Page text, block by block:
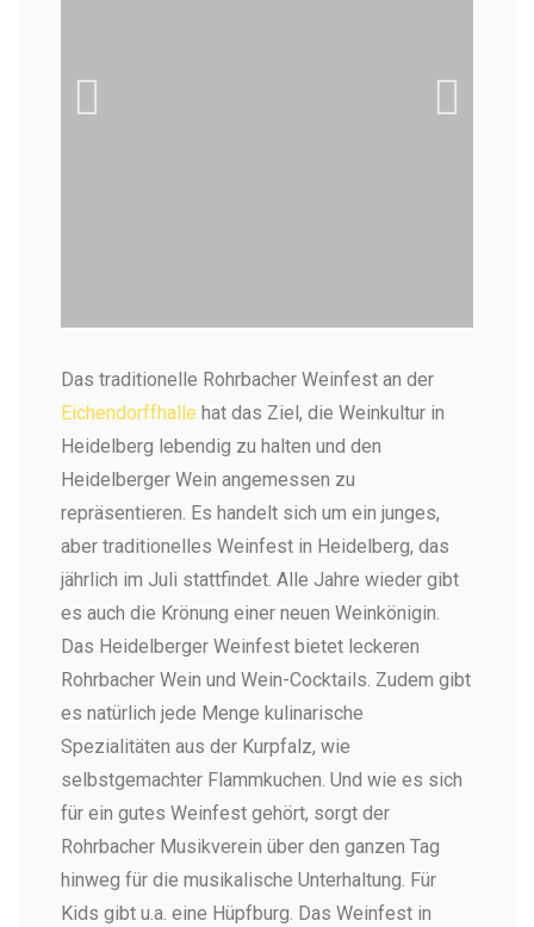
Weinfest Heidelberg Rohrbach
Weinkönigin
Die Krönung der Weinkönigin ist immer ein
Spektakel (Foto: Obst, Garten und Weinbauverein
Heidelberg-Rohrbach e.V. )
Das traditionelle Rohrbacher Weinfest an der
Eichendorffhalle hat das Ziel, die Weinkultur in
Heidelberg lebendig zu halten und den
Heidelberger Wein angemessen zu
repräsentieren. Es handelt sich um ein junges,
aber traditionelles Weinfest in Heidelberg, das
jährlich im Juli stattfindet. Alle Jahre wieder gibt
es auch die Krönung einer neuen Weinkönigin.
Das Heidelberger Weinfest bietet leckeren
Rohrbacher Wein und Wein-Cocktails. Zudem gibt
es natürlich jede Menge kulinarische
Spezialitäten aus der Kurpfalz, wie
selbstgemachter Flammkuchen. Und wie es sich
für ein gutes Weinfest gehört, sorgt der
Rohrbacher Musikverein über den ganzen Tag
hinweg für die musikalische Unterhaltung. Für
Kids gibt u.a. eine Hüpfburg. Das Weinfest in